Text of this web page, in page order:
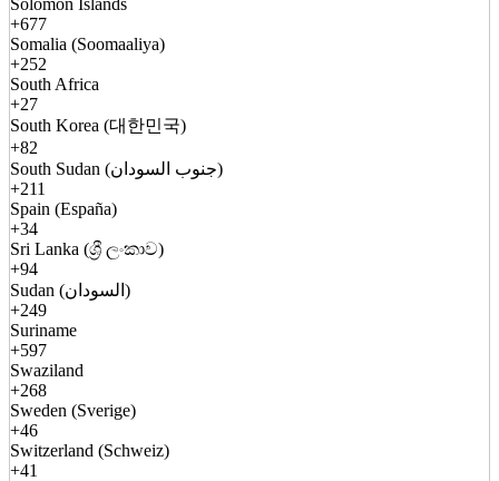
Solomon Islands
+677
Somalia (Soomaaliya)
+252
South Africa
+27
South Korea (대한민국)
+82
South Sudan (جنوب السودان)
+211
Spain (España)
+34
Sri Lanka (ශ්‍රී ලංකාව)
+94
Sudan (السودان)
+249
Suriname
+597
Swaziland
+268
Sweden (Sverige)
+46
Switzerland (Schweiz)
+41